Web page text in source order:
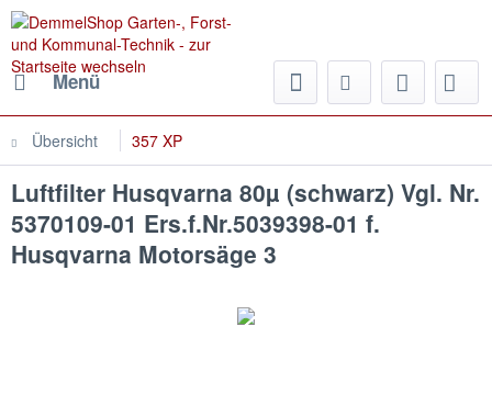
Menü
Übersicht 357 XP
Luftfilter Husqvarna 80µ (schwarz) Vgl. Nr.
5370109-01 Ers.f.Nr.5039398-01 f.
Husqvarna Motorsäge 3